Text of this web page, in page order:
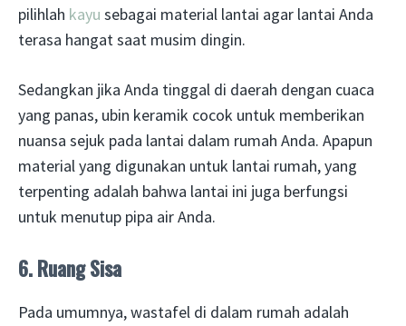
pilihlah kayu sebagai material lantai agar lantai Anda
terasa hangat saat musim dingin.
Sedangkan jika Anda tinggal di daerah dengan cuaca
yang panas, ubin keramik cocok untuk memberikan
nuansa sejuk pada lantai dalam rumah Anda. Apapun
material yang digunakan untuk lantai rumah, yang
terpenting adalah bahwa lantai ini juga berfungsi
untuk menutup pipa air Anda.
6. Ruang Sisa
Pada umumnya, wastafel di dalam rumah adalah